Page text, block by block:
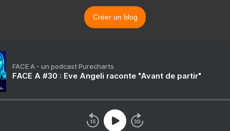
Créer un blog
FACE A - un podcast Purecharts
FACE A #30 : Eve Angeli raconte "Avant de partir"